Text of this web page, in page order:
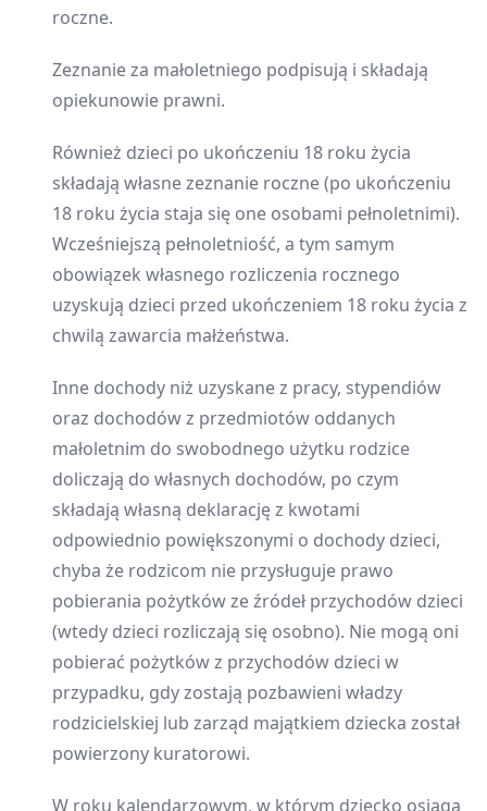
roczne.
Zeznanie za małoletniego podpisują i składają
opiekunowie prawni.
Również dzieci po ukończeniu 18 roku życia
składają własne zeznanie roczne (po ukończeniu
18 roku życia staja się one osobami pełnoletnimi).
Wcześniejszą pełnoletniość, a tym samym
obowiązek własnego rozliczenia rocznego
uzyskują dzieci przed ukończeniem 18 roku życia z
chwilą zawarcia małżeństwa.
Inne dochody niż uzyskane z pracy, stypendiów
oraz dochodów z przedmiotów oddanych
małoletnim do swobodnego użytku rodzice
doliczają do własnych dochodów, po czym
składają własną deklarację z kwotami
odpowiednio powiększonymi o dochody dzieci,
chyba że rodzicom nie przysługuje prawo
pobierania pożytków ze źródeł przychodów dzieci
(wtedy dzieci rozliczają się osobno). Nie mogą oni
pobierać pożytków z przychodów dzieci w
przypadku, gdy zostają pozbawieni władzy
rodzicielskiej lub zarząd majątkiem dziecka został
powierzony kuratorowi.
W roku kalendarzowym, w którym dziecko osiąga